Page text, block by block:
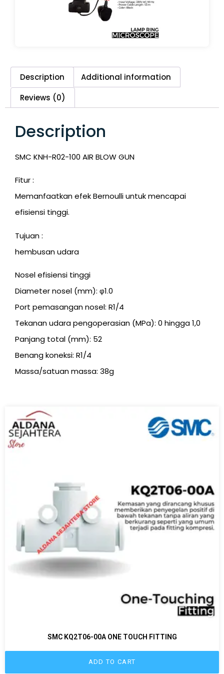
Description
Additional information
Reviews (0)
Description
SMC KNH-R02-100 AIR BLOW GUN
Fitur :
Memanfaatkan efek Bernoulli untuk mencapai
efisiensi tinggi.
Tujuan :
hembusan udara
Nosel efisiensi tinggi
Diameter nosel (mm): φ1.0
Port pemasangan nosel: R1/4
Tekanan udara pengoperasian (MPa): 0 hingga 1,0
Panjang total (mm): 52
Benang koneksi: R1/4
Massa/satuan massa: 38g
SMC KQ2T06-00A ONE TOUCH FITTING
ADD TO CART